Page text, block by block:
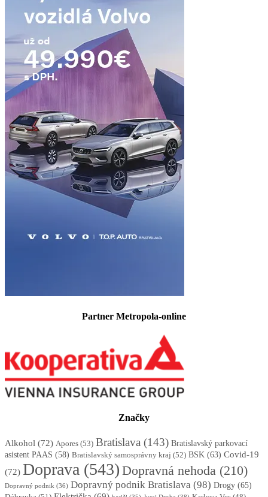
Partner Metropola-online
Značky
Alkohol (72) Apores (53) Bratislava (143) Bratislavský parkovací
asistent PAAS (58) Bratislavský samosprávny kraj (52) BSK (63) Covid-19
(72) Doprava (543) Dopravná nehoda (210)
Dopravný podnik (36) Dopravný podnik Bratislava (98) Drogy (65)